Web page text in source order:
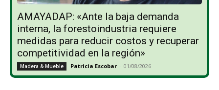
AMAYADAP: «Ante la baja demanda
interna, la forestoindustria requiere
medidas para reducir costos y recuperar
competitividad en la región»
Madera & Mueble Patricia Escobar - 01/08/2026